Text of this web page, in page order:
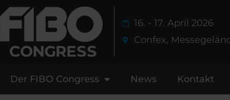
Zum
Inhalt
16. - 17. April 2026
Confex,
Der FIBO Congress News Kontakt